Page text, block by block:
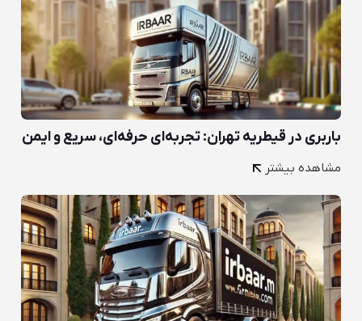
باربری در قیطریه تهران: تجربه‌ای حرفه‌ای، سریع و ایمن
مشاهده بیشتر